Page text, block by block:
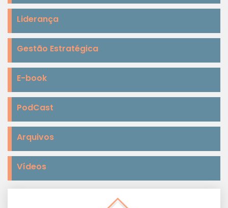
Liderança
Gestão Estratégica
E-book
PodCast
Arquivos
Vídeos